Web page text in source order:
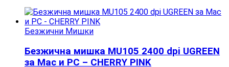
Безжични Мишки
Безжична мишка МU105 2400 dpi UGREEN
за Mac и PC – CHERRY PINK